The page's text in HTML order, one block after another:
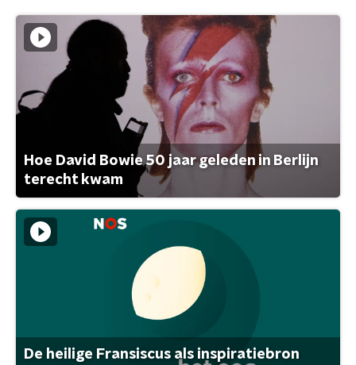
Hoe David Bowie 50 jaar geleden in Berlijn
terecht kwam
De heilige Fransiscus als inspiratiebron